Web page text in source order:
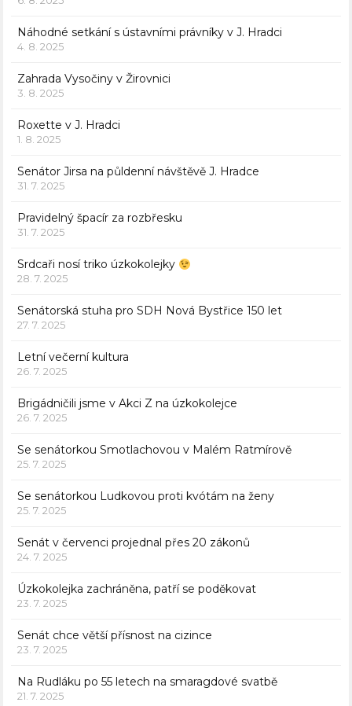
Náhodné setkání s ústavními právníky v J. Hradci
4. 8. 2025
Zahrada Vysočiny v Žirovnici
3. 8. 2025
Roxette v J. Hradci
1. 8. 2025
Senátor Jirsa na půldenní návštěvě J. Hradce
31. 7. 2025
Pravidelný špacír za rozbřesku
31. 7. 2025
Srdcaři nosí triko úzkokolejky
28. 7. 2025
Senátorská stuha pro SDH Nová Bystřice 150 let
27. 7. 2025
Letní večerní kultura
26. 7. 2025
Brigádničili jsme v Akci Z na úzkokolejce
26. 7. 2025
Se senátorkou Smotlachovou v Malém Ratmírově
25. 7. 2025
Se senátorkou Ludkovou proti kvótám na ženy
25. 7. 2025
Senát v červenci projednal přes 20 zákonů
24. 7. 2025
Úzkokolejka zachráněna, patří se poděkovat
23. 7. 2025
Senát chce větší přísnost na cizince
23. 7. 2025
Na Rudláku po 55 letech na smaragdové svatbě
21. 7. 2025